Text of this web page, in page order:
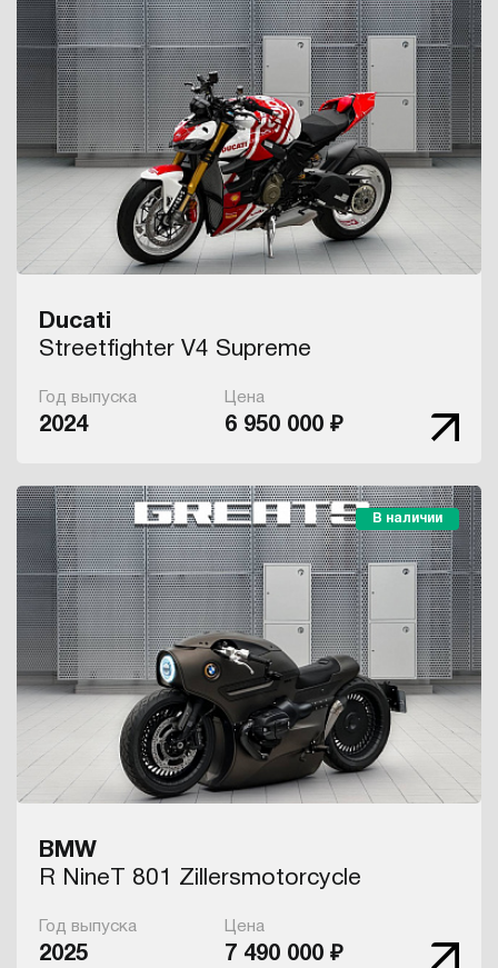
Ducati
Streetfighter V4 Supreme
Год выпуска
2024
Цена
6 950 000 ₽
В наличии
BMW
R NineT 801 Zillersmotorcycle
Год выпуска
2025
Цена
7 490 000 ₽